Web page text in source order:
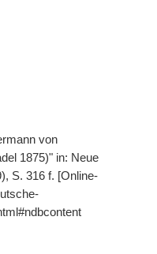
von
1875)" in: Neue
S. 316 f. [Online-